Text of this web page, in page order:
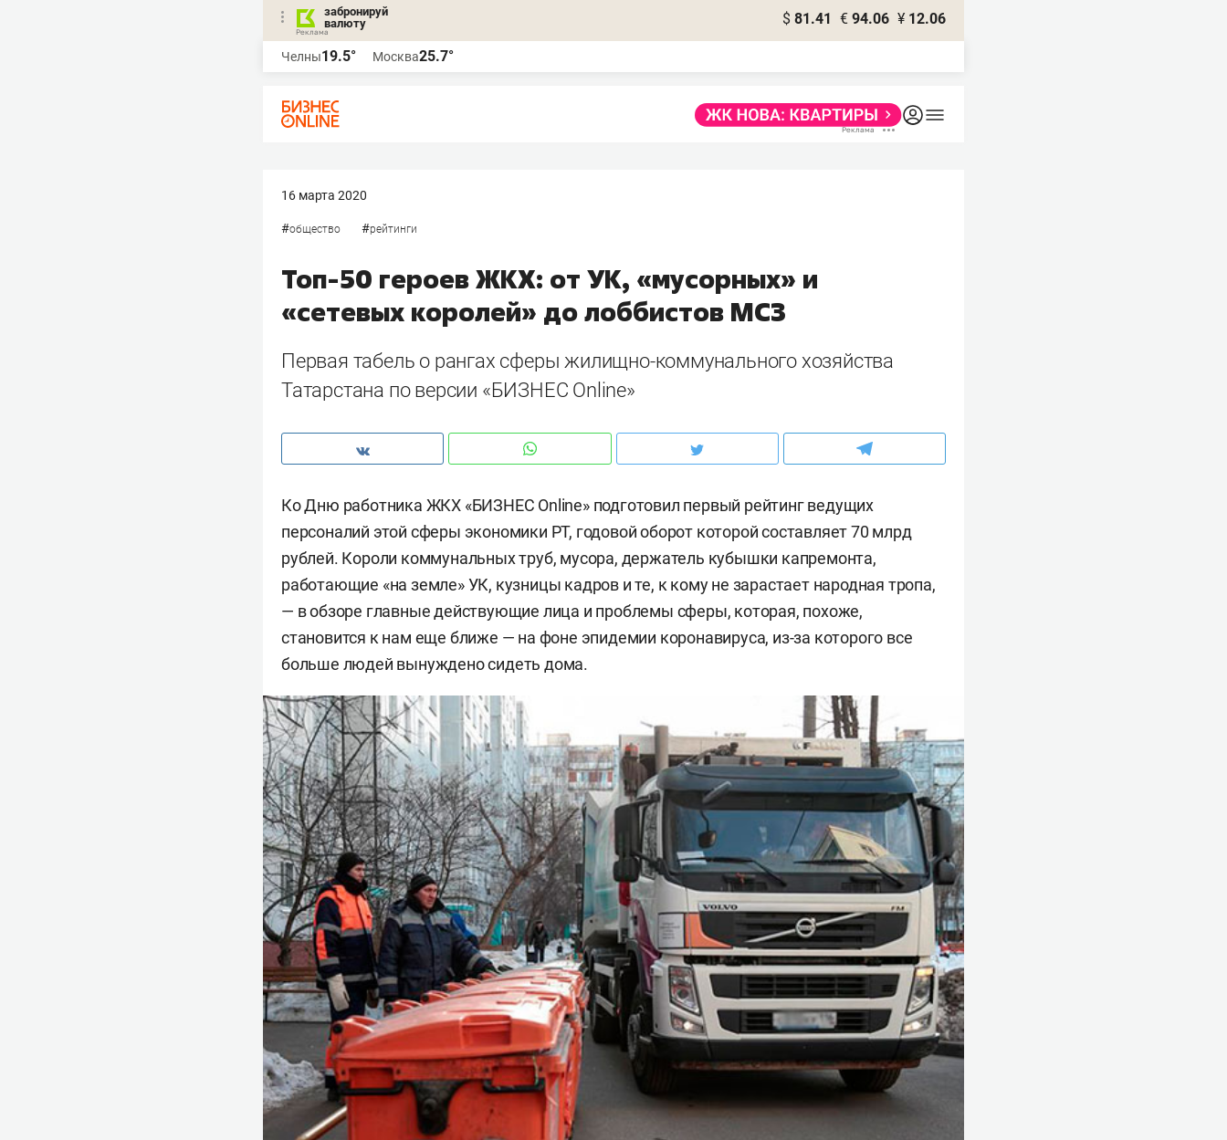
забронируй
валюту
$ 81.41 € 94.06 ¥ 12.06
Челны19.5° Москва25.7°
16 марта 2020
#общество #рейтинги
Топ-50 героев ЖКХ: от УК, «мусорных» и
«сетевых королей» до лоббистов МСЗ
Первая табель о рангах сферы жилищно-коммунального хозяйства
Татарстана по версии «БИЗНЕС Online»
Ко Дню работника ЖКХ «БИЗНЕС Online» подготовил первый рейтинг ведущих
персоналий этой сферы экономики РТ, годовой оборот которой составляет 70 млрд
рублей. Короли коммунальных труб, мусора, держатель кубышки капремонта,
работающие «на земле» УК, кузницы кадров и те, к кому не зарастает народная тропа,
— в обзоре главные действующие лица и проблемы сферы, которая, похоже,
становится к нам еще ближе — на фоне эпидемии коронавируса, из-за которого все
больше людей вынуждено сидеть дома.